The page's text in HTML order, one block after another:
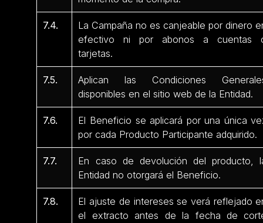
7.4.
La Campaña no es canjeable por dinero
efectivo ni por abonos a cuentas
tarjetas.
7.5.
Aplican las Condiciones
disponibles en el sitio web de la Entidad.
7.6.
El Beneficio se aplicará por una única
por cada Producto Participante adquirido.
7.7.
En caso de devolución del producto,
Entidad no otorgará el Beneficio.
7.8.
El ajuste de intereses se verá reflejado
el extracto antes de la fecha de